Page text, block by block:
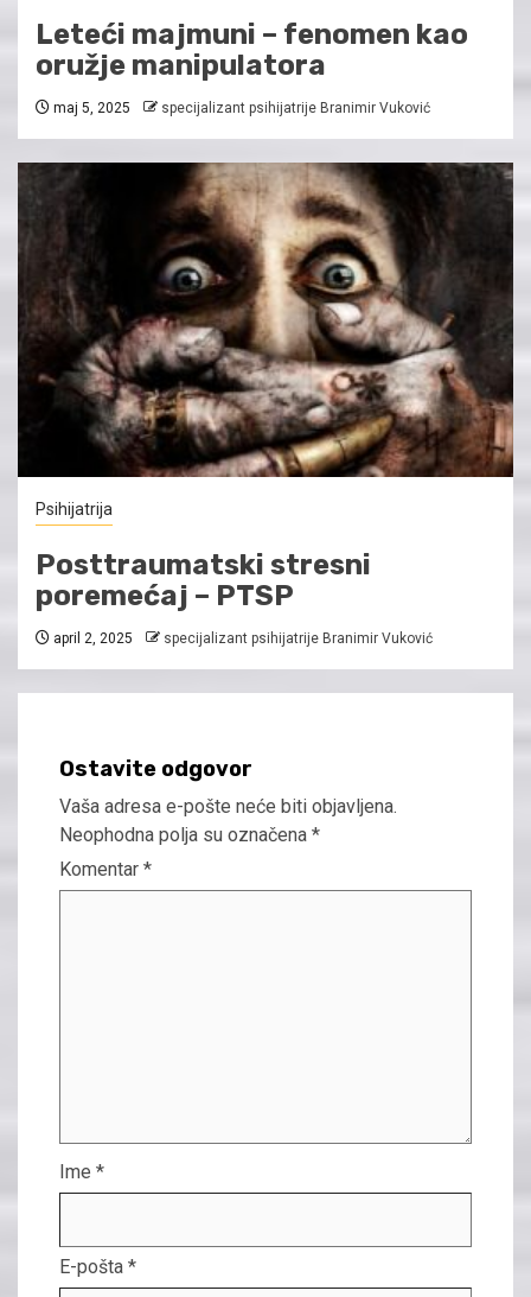
Leteći majmuni – fenomen kao
oružje manipulatora
maj 5, 2025 specijalizant psihijatrije Branimir Vuković
Psihijatrija
Posttraumatski stresni
poremećaj – PTSP
april 2, 2025 specijalizant psihijatrije Branimir Vuković
Ostavite odgovor
Vaša adresa e-pošte neće biti objavljena.
Neophodna polja su označena *
Komentar *
Ime *
E-pošta *